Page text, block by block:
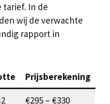
In de
wij de verwachte
rapport in
Prijsberekening
€295 – €330